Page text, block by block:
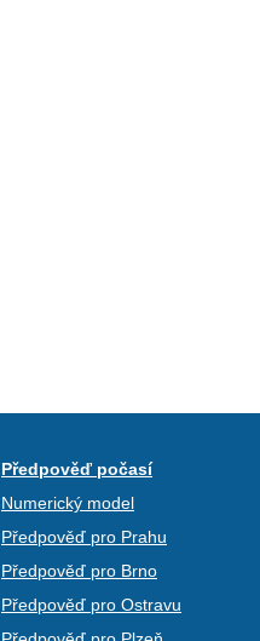
Předpověď počasí
Numerický model
Předpověď pro Prahu
Předpověď pro Brno
Předpověď pro Ostravu